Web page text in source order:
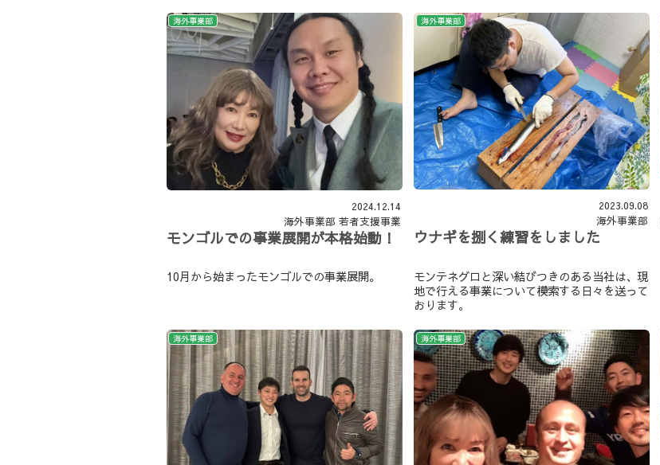
海外事業部
2024.12.14
海外事業部 若者支援事業
モンゴルでの事業展開が本格始動！
10月から始まったモンゴルでの事業展開。
海外事業部
2023.09.08
海外事業部
ウナギを捌く練習をしました
モンテネグロと深い結びつきのある当社は、現
地で行える事業について模索する日々を送って
おります。
海外事業部 海外事業部